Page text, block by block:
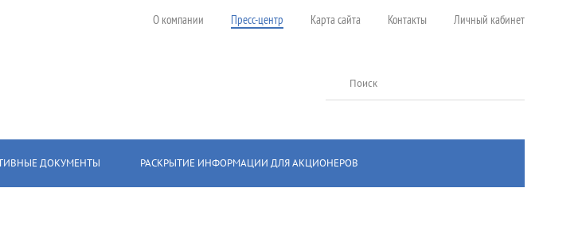
О компании Пресс-центр Карта сайта Контакты Личный кабинет
Поиск
ДОКУМЕНТЫ РАСКРЫТИЕ ИНФОРМАЦИИ ДЛЯ АКЦИОНЕРОВ